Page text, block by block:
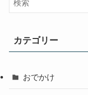
カテゴリー
おでかけ